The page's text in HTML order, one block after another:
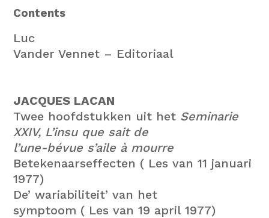
Contents
Luc
Vander Vennet – Editoriaal
JACQUES LACAN
Twee hoofdstukken uit het Seminarie
XXIV, L’insu que sait de
l’une-bévue s’aile à mourre
Betekenaarseffecten ( Les van 11 januari
1977)
De’ wariabiliteit’ van het
symptoom ( Les van 19 april 1977)